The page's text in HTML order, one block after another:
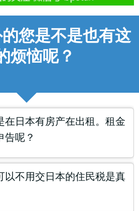
您是不是也有这
烦恼呢？
在日本有房产在出租。租金
告呢？
以不用交日本的住民税是真